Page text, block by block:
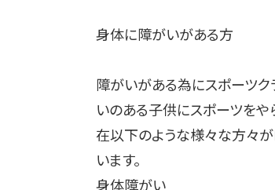
身体に障がいがある方
障がいがある為にスポーツク
いのある子供にスポーツをや
在以下のような様々な方々
います。
身体障がい